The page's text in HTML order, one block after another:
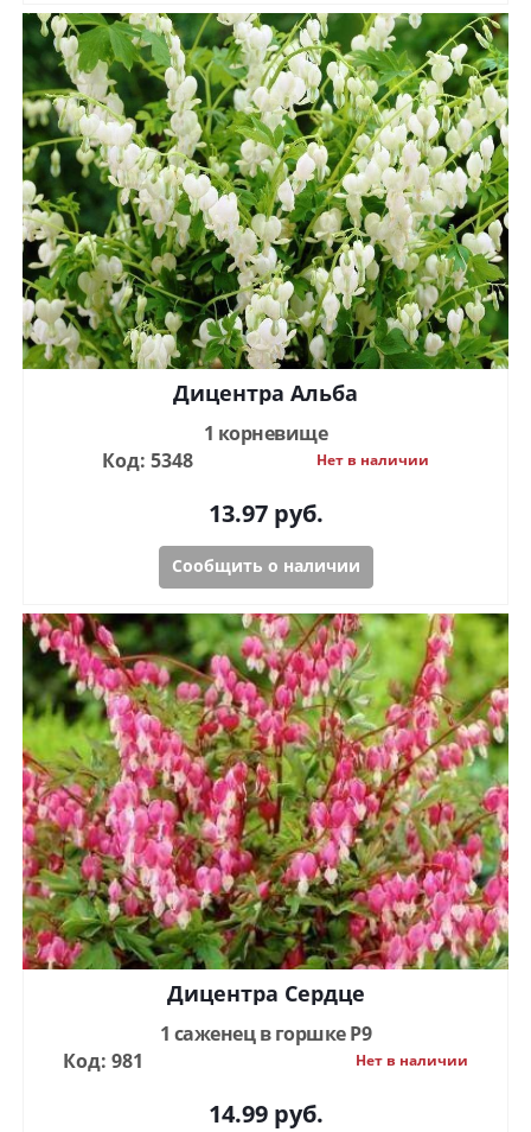
Дицентра Альба
1 корневище
Код: 5348
Нет в наличии
13.97руб.
Сообщить о наличии
Дицентра Сердце
1 саженец в горшке Р9
Код: 981
Нет в наличии
14.99руб.